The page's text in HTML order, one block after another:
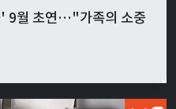
' 9월 초연…"가족의 소중